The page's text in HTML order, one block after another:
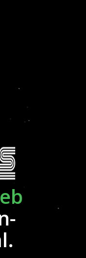
uw email invullen.
mailen.
Hrms, dan kan dat op